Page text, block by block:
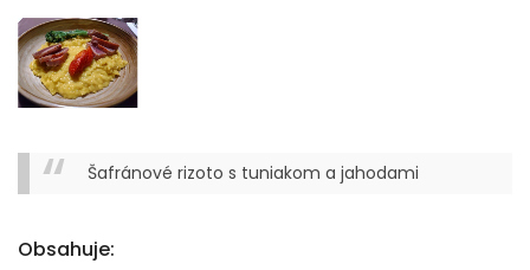
Šafránové rizoto s tuniakom a jahodami
Obsahuje: